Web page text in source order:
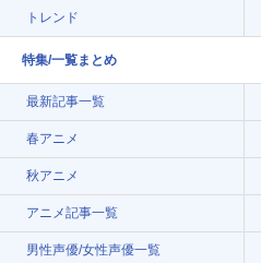
トレンド
特集/一覧まとめ
最新記事一覧
春アニメ
秋アニメ
アニメ記事一覧
男性声優/女性声優一覧